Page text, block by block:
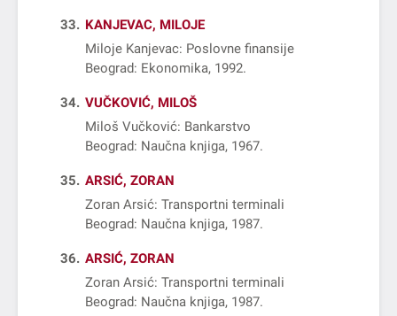
33
KANJEVAC, MILOJE
Miloje Kanjevac: Poslovne finansije
Beograd: Ekonomika, 1992
34 VUČKOVIĆ, MILOŠ
Miloš Vučković: Bankarstvo
Beograd: Naučna knjiga, 1967
35
ARSIĆ, ZORAN
Zoran Arsić: Transportni terminali
Beograd: Naučna knjiga, 1987
36
ARSIĆ, ZORAN
Zoran Arsić: Transportni terminali
Beograd: Naučna knjiga, 1987